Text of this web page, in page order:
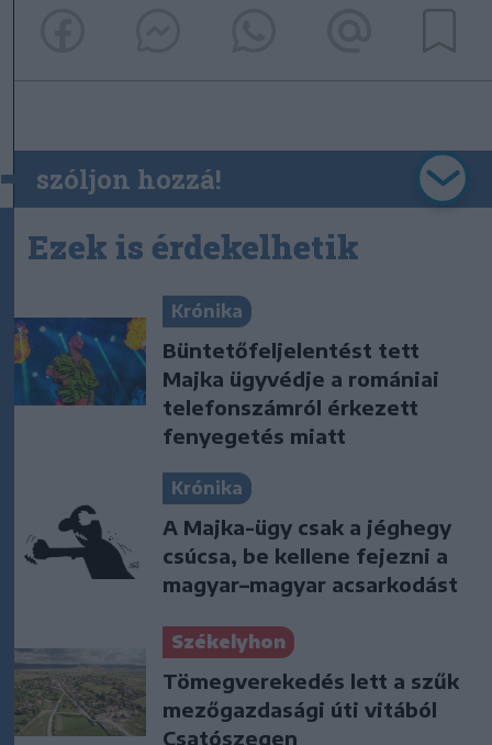
szóljon hozzá!
Ezek is érdekelhetik
Krónika
Büntetőfeljelentést tett
Majka ügyvédje a romániai
telefonszámról érkezett
fenyegetés miatt
Krónika
A Majka-ügy csak a jéghegy
csúcsa, be kellene fejezni a
magyar–magyar acsarkodást
Székelyhon
Tömegverekedés lett a szűk
mezőgazdasági úti vitából
Csatószegen